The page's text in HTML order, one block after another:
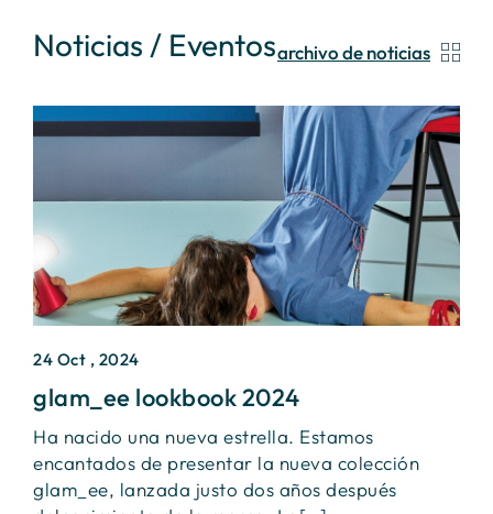
Noticias / Eventosarchivo de noticias
24 Oct , 2024
glam_ee lookbook 2024
Ha nacido una nueva estrella. Estamos
encantados de presentar la nueva colección
glam_ee, lanzada justo dos años después